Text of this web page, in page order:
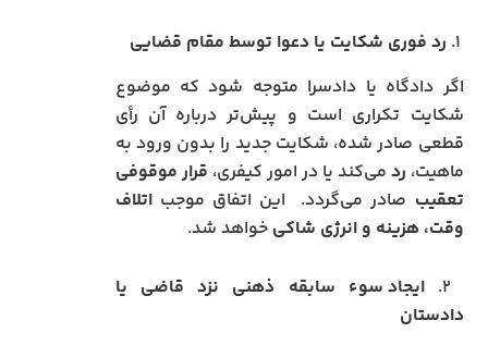
رد فوری شکایت یا دعوا توسط مقام قضایی
اگر دادگاه یا دادسرا متوجه شود که موضوع
شکایت تکراری است و پیش‌تر درباره آن رأی
قطعی صادر شده، شکایت جدید را بدون ورود به
ماهیت، رد می‌کند یا در امور کیفری، قرار موقوفی
تعقیب صادر می‌گردد. این اتفاق موجباتلاف
وقت، هزینه و انرژی شاکی خواهد شد.
ایجاد سوء سابقه ذهنی نزد قاضی یا
دادستان